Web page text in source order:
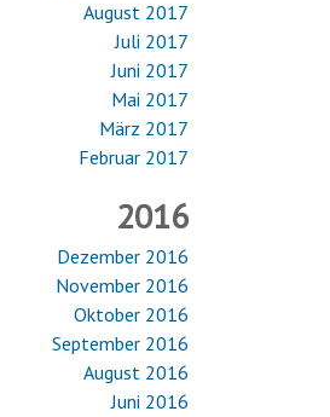
August 2017
Juli 2017
Juni 2017
Mai 2017
März 2017
Februar 2017
2016
Dezember 2016
November 2016
Oktober 2016
September 2016
August 2016
Juni 2016